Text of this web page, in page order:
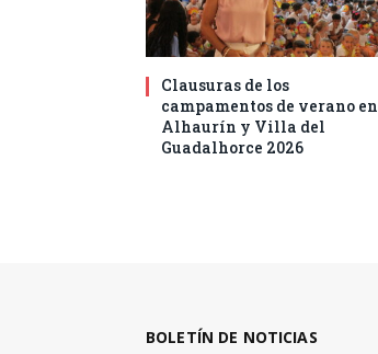
Clausuras de los
campamentos de verano en
Alhaurín y Villa del
Guadalhorce 2026
BOLETÍN DE NOTICIAS